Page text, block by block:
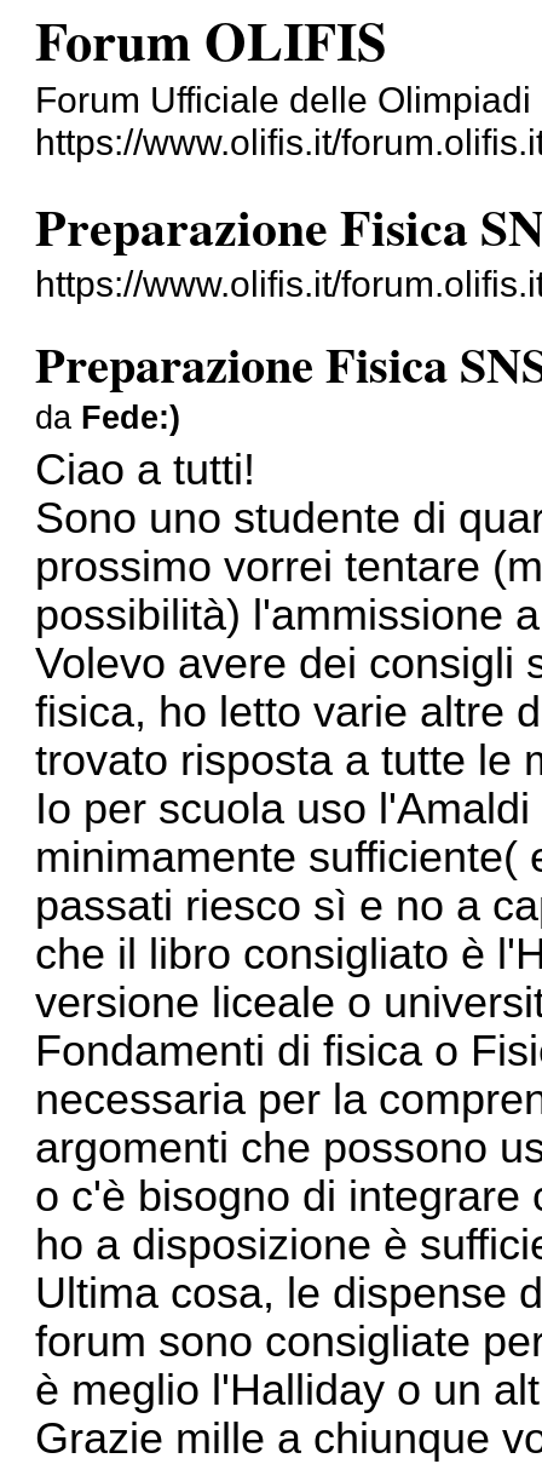
Forum OLIFIS
Forum Ufficiale delle
https://www.olifis.it/
Preparazione Fisica
https://www.olifis.it/
Preparazione Fisica
da Fede:)
Ciao a tutti!
Sono uno studente di
prossimo vorrei tentare
possibilità) l'ammissione
Volevo avere dei consigli
fisica, ho letto varie altre
trovato risposta a tutte le
Io per scuola uso
minimamente sufficiente(
passati riesco sì e no a
che il libro consigliato è
versione liceale o
Fondamenti di fisica o
necessaria per la
argomenti che possono
o c'è bisogno di integrare
ho a disposizione è
Ultima cosa, le dispense
forum sono consigliate
è meglio l'Halliday o un
Grazie mille a chiunque